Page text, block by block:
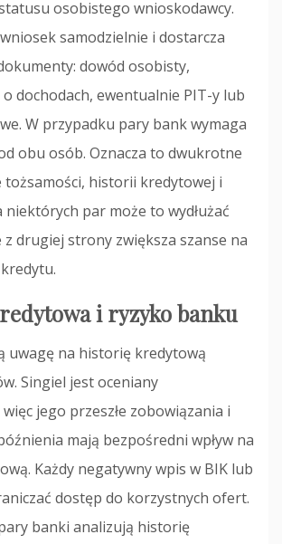
osobistego wnioskodawcy.
samodzielnie i dostarcza
dowód osobisty,
o dochodach, ewentualnie PIT-y lub
W przypadku pary bank wymaga
obu osób. Oznacza to dwukrotne
historii kredytowej i
niektórych par może to wydłużać
z drugiej strony zwiększa szanse na
i ryzyko banku
uwagę na historię kredytową
Singiel jest oceniany
jego przeszłe zobowiązania i
mają bezpośredni wpływ na
Każdy negatywny wpis w BIK lub
dostęp do korzystnych ofert.
banki analizują historię